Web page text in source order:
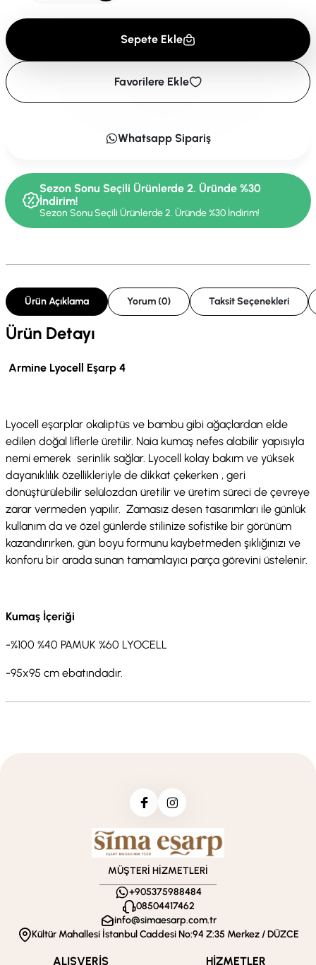
Sepete Ekle
Favorilere Ekle
Whatsapp Sipariş
Sezon Sonu Seçili Ürünlerde 2. Üründe %30
İndirim!
Sezon Sonu Seçili Ürünlerde 2. Üründe %30 İndirim!
Ürün Açıklama Yorum (0) Taksit Seçenekleri
Ürün Detayı
Armine Lyocell Eşarp 4
Lyocell eşarplar okaliptüs ve bambu gibi ağaçlardan elde
edilen doğal liflerle üretilir. Naia kumaş nefes alabilir yapısıyla
nemi emerek serinlik sağlar. Lyocell kolay bakım ve yüksek
dayanıklılık özellikleriyle de dikkat çekerken , geri
dönüştürülebilir selülozdan üretilir ve üretim süreci de çevreye
zarar vermeden yapılır. Zamasız desen tasarımları ile günlük
kullanım da ve özel günlerde stilinize sofistike bir görünüm
kazandırırken, gün boyu formunu kaybetmeden şıklığınızı ve
konforu bir arada sunan tamamlayıcı parça görevini üstelenir.
Kumaş İçeriği
-%100 %40 PAMUK %60 LYOCELL
-95x95 cm ebatındadır.
MÜŞTERİ HİZMETLERİ
+905375988484
08504417462
info@simaesarp.com.tr
Kültür Mahallesi İstanbul Caddesi No:94 Z:35 Merkez / DÜZCE
ALIŞVERİŞ HİZMETLER